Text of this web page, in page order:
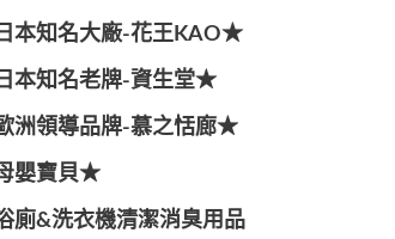
本知名大廠-花王KAO★
本知名老牌-資生堂★
洲領導品牌-慕之恬廊★
嬰寶貝★
廁&洗衣機清潔消臭用品